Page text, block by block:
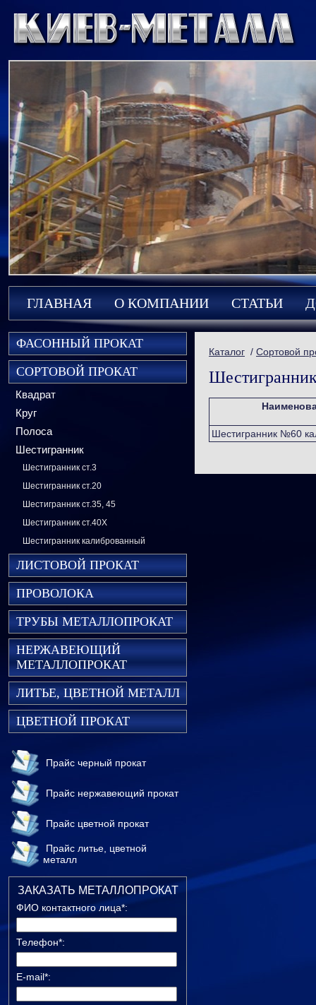
ГЛАВНАЯ О КОМПАНИИ СТАТЬИ
ФАСОННЫЙ ПРОКАТ
СОРТОВОЙ ПРОКАТ
Квадрат
Круг
Полоса
Шестигранник
Шестигранник ст.3
Шестигранник ст.20
Шестигранник ст.35, 45
Шестигранник ст.40Х
Шестигранник калиброванный
ЛИСТОВОЙ ПРОКАТ
ПРОВОЛОКА
ТРУБЫ МЕТАЛЛОПРОКАТ
НЕРЖАВЕЮЩИЙ
МЕТАЛЛОПРОКАТ
ЛИТЬЕ, ЦВЕТНОЙ МЕТАЛЛ
ЦВЕТНОЙ ПРОКАТ
Прайс черный прокат
Прайс нержавеющий прокат
Прайс цветной прокат
Прайс литье, цветной
металл
ЗАКАЗАТЬ МЕТАЛЛОПРОКАТ
ФИО контактного лица*:
Телефон*:
E-mail*:
Каталог / Сортовой
Шестигранник №60